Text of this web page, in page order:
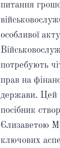
питання
особливої
потребують
прав на
держави. Цей
посібник
Єлизаветою
ключових